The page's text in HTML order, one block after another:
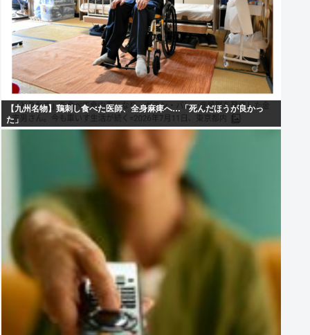
【九州名物】鶏刺し食べた医師、全身麻痺へ…「死んだほうが良かっ
た」